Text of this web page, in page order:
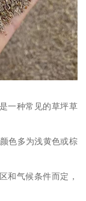
一种常见的草坪草
色多为浅黄色或棕
和气候条件而定，